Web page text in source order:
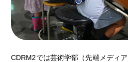
CDRM2では芸術学部（先端メディ